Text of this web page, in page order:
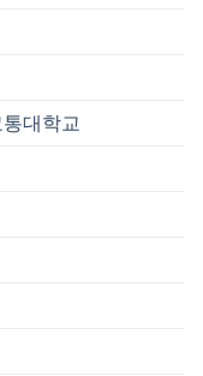
통대학교